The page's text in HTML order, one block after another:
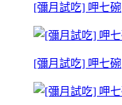
[彌月試吃] 呷七碗
[彌月試吃] 呷七碗